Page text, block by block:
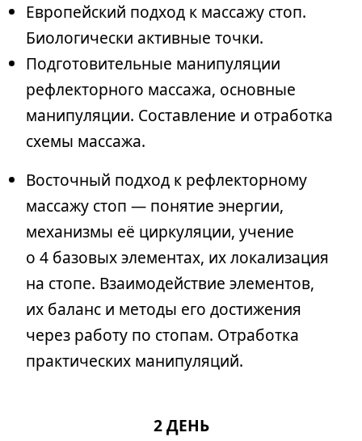
Европейский подход к массажу стоп.
Биологически активные точки.
Подготовительные манипуляции
рефлекторного массажа, основные
манипуляции. Составление и отработка
схемы массажа.
Восточный подход к рефлекторному
массажу стоп — понятие энергии,
механизмы её циркуляции, учение
о 4 базовых элементах, их локализация
на стопе. Взаимодействие элементов,
их баланс и методы его достижения
через работу по стопам. Отработка
практических манипуляций.
2 ДЕНЬ